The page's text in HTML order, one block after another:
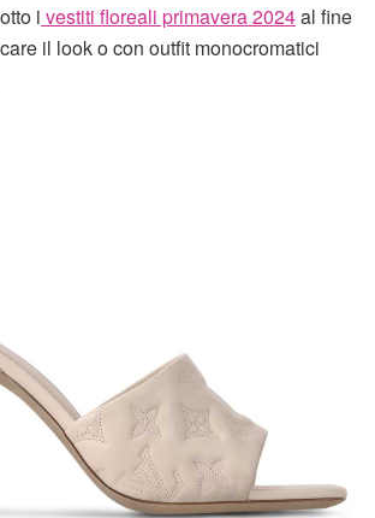
i vestiti floreali primavera 2024al fine
il look o con outfit monocromatici